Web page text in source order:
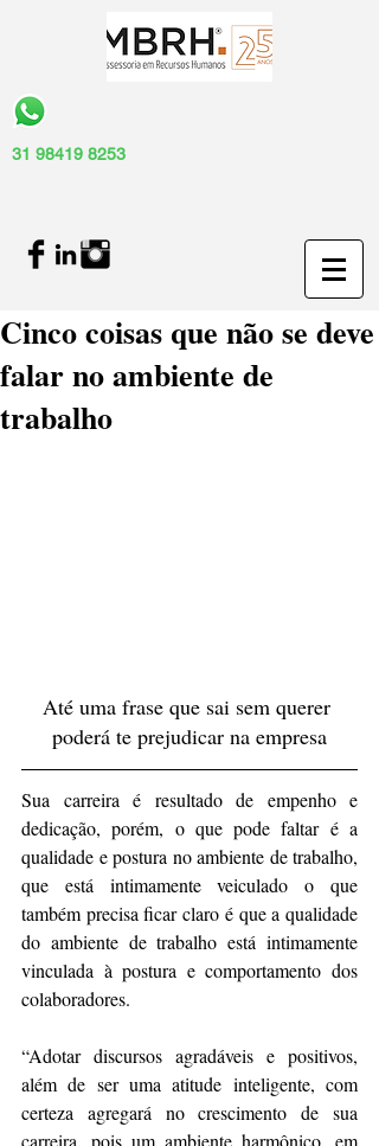
31 98419 8253
Cinco coisas que não se deve
falar no ambiente de
trabalho
Até uma frase que sai sem querer
poderá te prejudicar na empresa
Sua carreira é resultado de empenho e
dedicação, porém, o que pode faltar é a
qualidade e postura no ambiente de trabalho,
que está intimamente veiculado o que
também precisa ficar claro é que a qualidade
do ambiente de trabalho está intimamente
vinculada à postura e comportamento dos
colaboradores.
“Adotar discursos agradáveis e positivos,
além de ser uma atitude inteligente, com
certeza agregará no crescimento de sua
carreira, pois um ambiente harmônico, em